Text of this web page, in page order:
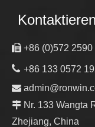
 +86 (0)572 2590
 +86 133 0572

 Nr. 133 Wangta
Zhejiang, China